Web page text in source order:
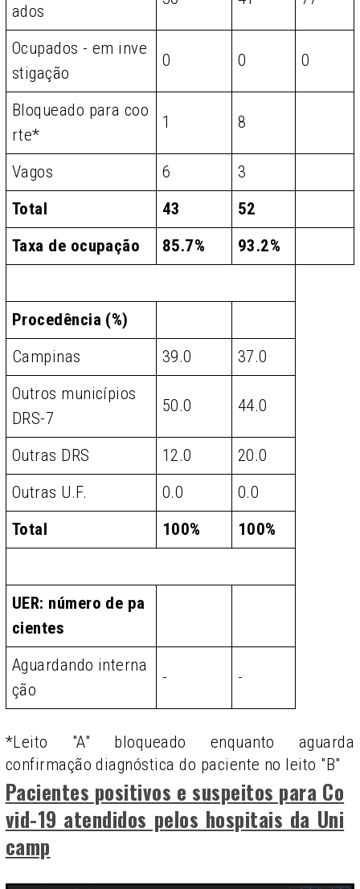
ados
Ocupados - em inve
stigação
0 0 0
Bloqueado para coo
rte*
1 8
Vagos 6
3
Total
43
52
Taxa de ocupação
85.7% 93.2%
Procedência (%)
Campinas
39.0
37.0
Outros municípios
DRS-7
50.0 44.0
Outras DRS 12.0
20.0
Outras U.F.
0.0
0.0
Total
100% 100%
UER: número de pa
cientes
Aguardando interna
ção
- -
*Leito "A" bloqueado enquanto aguarda
confirmação diagnóstica do paciente no leito "B"
Pacientes positivos e suspeitos para Co
vid-19 atendidos pelos hospitais da Uni
camp